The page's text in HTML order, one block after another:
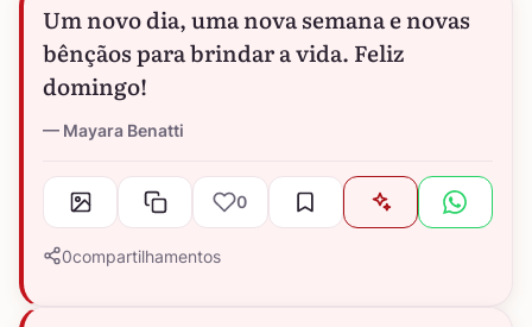
Um novo dia, uma nova semana e novas
bênçãos para brindar a vida. Feliz
domingo!
Mayara Benatti
0
0compartilhamentos